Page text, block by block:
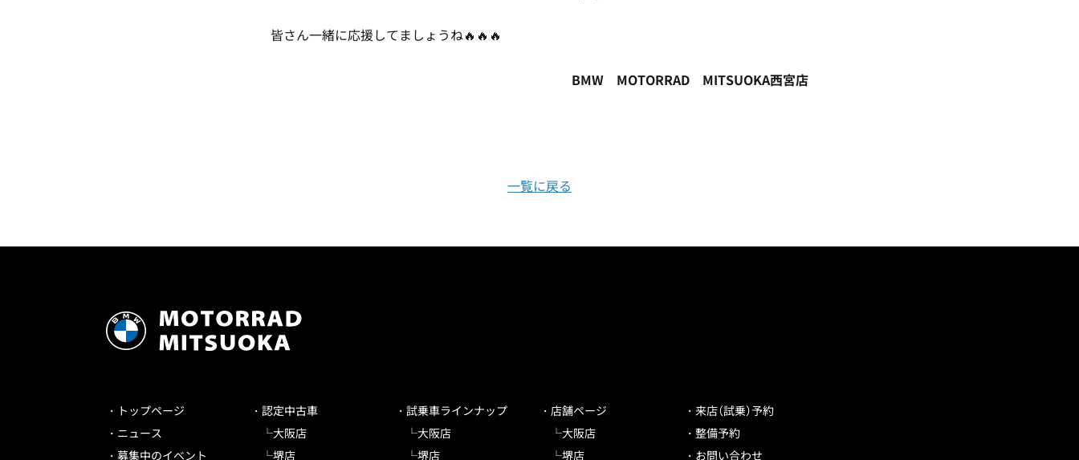
皆さん一緒に応援してましょうね🔥🔥🔥
BMW MOTORRAD MITSUOKA西宮店
一覧に戻る
トップページ
ニュース
募集中のイベント
認定中古車
大阪店
堺店
試乗車ラインナップ
大阪店
堺店
店舗ページ
大阪店
堺店
来店（試乗）予約
整備予約
お問い合わせ